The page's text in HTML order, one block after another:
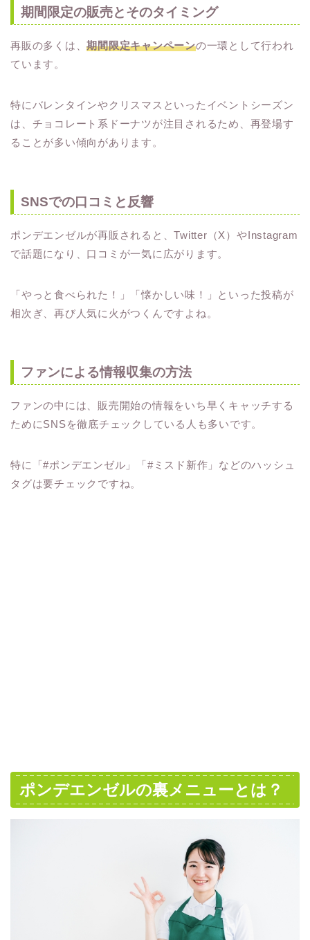
期間限定の販売とそのタイミング
再販の多くは、期間限定キャンペーンの一環として行われ
ています。
特にバレンタインやクリスマスといったイベントシーズン
は、チョコレート系ドーナツが注目されるため、再登場す
ることが多い傾向があります。
SNSでの口コミと反響
ポンデエンゼルが再販されると、Twitter（X）やInstagram
で話題になり、口コミが一気に広がります。
「やっと食べられた！」「懐かしい味！」といった投稿が
相次ぎ、再び人気に火がつくんですよね。
ファンによる情報収集の方法
ファンの中には、販売開始の情報をいち早くキャッチする
ためにSNSを徹底チェックしている人も多いです。
特に「#ポンデエンゼル」「#ミスド新作」などのハッシュ
タグは要チェックですね。
ポンデエンゼルの裏メニューとは？